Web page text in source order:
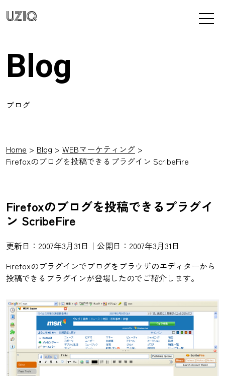
UZIQ
Blog
ブログ
Home Blog
WEBマーケティング
Firefoxのブログを投稿できるプラグイン ScribeFire
Firefoxのブログを投稿できるプラグイ
ン ScribeFire
更新日：2007年3月31日｜公開日：2007年3月31日
Firefoxのプラグインでブログをブラウザのエディターから
投稿できるプラグインが登場したのでご紹介します。